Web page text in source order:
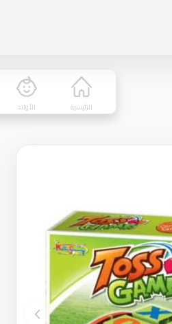
الرئيسية الأولاد